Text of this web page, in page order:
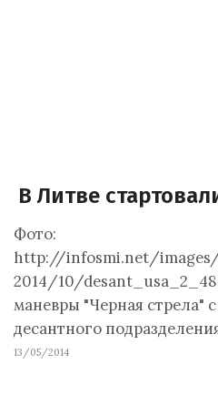
В Литве
Фото:
http://infosmi.net/
2014/10/
маневры "Черная стрела"
десантного
13/05/2014